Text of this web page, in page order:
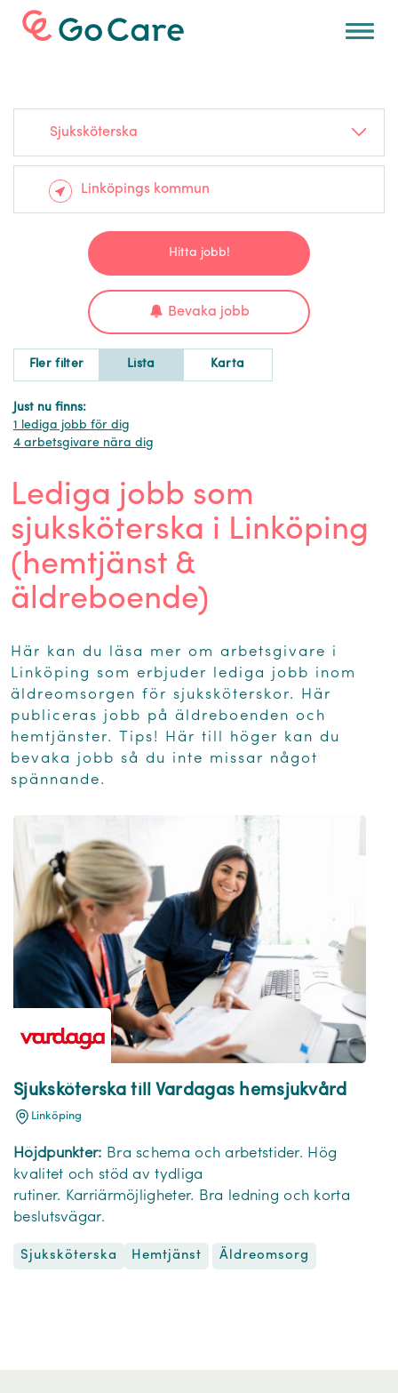
För arbetsgivare
Sjuksköterska
Hitta jobb!
Bevaka jobb
Fler filter Lista Karta
Just nu finns:
1 lediga jobb för dig
4 arbetsgivare nära dig
Lediga jobb som
sjuksköterska i Linköping
(hemtjänst &
äldreboende)
Här kan du läsa mer om arbetsgivare i
Linköping som erbjuder lediga jobb inom
äldreomsorgen för sjuksköterskor. Här
publiceras jobb på äldreboenden och
hemtjänster. Tips! Här till höger kan du
bevaka jobb så du inte missar något
spännande.
Sjuksköterska till Vardagas hemsjukvård
Linköping
Höjdpunkter: Bra schema och arbetstider. Hög
kvalitet och stöd av tydliga
rutiner. Karriärmöjligheter. Bra ledning och korta
beslutsvägar.
Sjuksköterska Hemtjänst Äldreomsorg